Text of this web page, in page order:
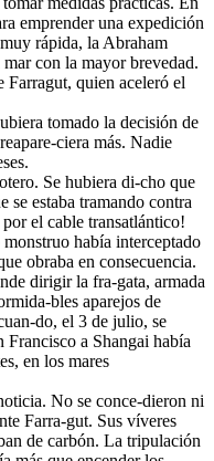
emprender una expedición
rápida, la Abraham
con la mayor brevedad.
Farragut, quien aceleró el
tomado la decisión de
ciera más. Nadie
Se hubiera di-cho que
estaba tramando contra
el cable transatlántico!
había interceptado
obraba en consecuencia.
dirigir la fra-gata, armada
bles aparejos de
do, el 3 de julio, se
a Shangai había
en los mares
No se conce-dieron ni
Farra-gut. Sus víveres
de carbón. La tripulación